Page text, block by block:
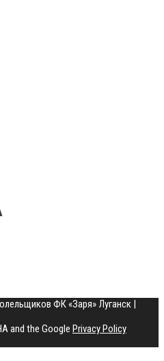
ФК «Заря» Луганск |
and the Google Privacy Policy